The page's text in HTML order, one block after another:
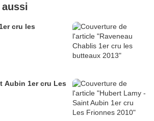
aussi
cru les
Aubin 1er cru Les